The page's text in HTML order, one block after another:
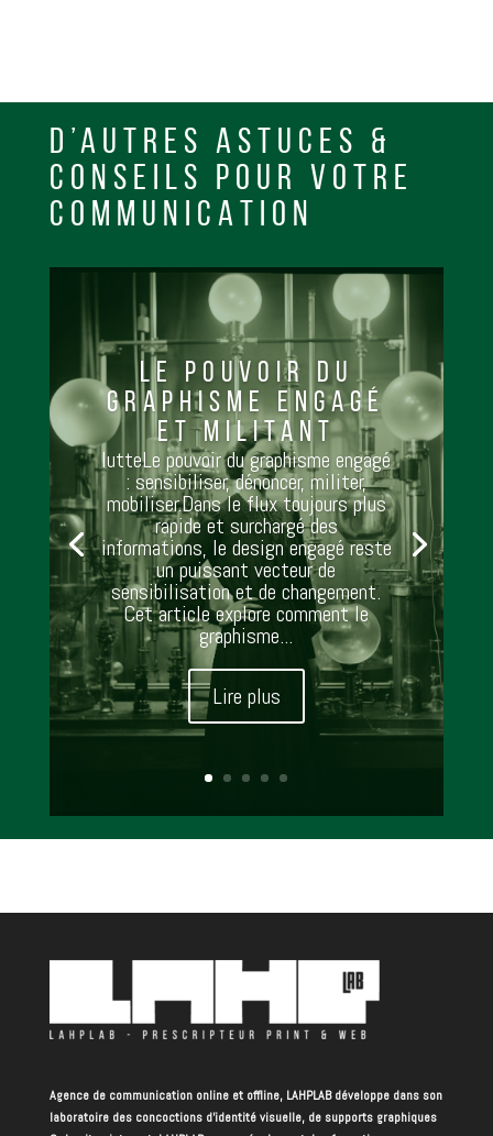
D’AUTRES ASTUCES &
CONSEILS POUR VOTRE
COMMUNICATION
LE POUVOIR DU
GRAPHISME ENGAGÉ
ET MILITANT
lutteLe pouvoir du graphisme engagé
: sensibiliser, dénoncer, militer,
mobiliser.Dans le flux toujours plus
rapide et surchargé des
informations, le design engagé reste
un puissant vecteur de
sensibilisation et de changement.
Cet article explore comment le
graphisme...
Lire plus
Agence de communication online et offline, LAHPLAB développe dans son
laboratoire des concoctions d’identité visuelle, de supports graphiques